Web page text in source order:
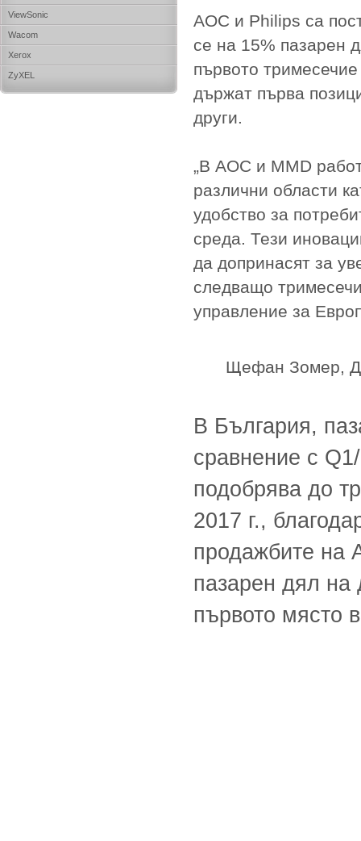
ViewSonic
Wacom
Xerox
ZyXEL
AOC и Philips са
се на 15% пазарен
първото
държат първа
други.
„В AOC и MMD
различни области
удобство за
среда. Тези
да допринасят за
следващо
управление за
Щефан Зомер,
В България,
сравнение с
подобрява до
2017 г.,
продажбите на
пазарен дял на
първото място